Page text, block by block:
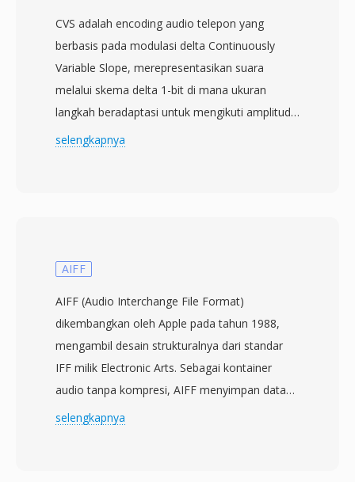
CVS adalah encoding audio telepon yang
berbasis pada modulasi delta Continuously
Variable Slope, merepresentasikan suara
melalui skema delta 1-bit di mana ukuran
langkah beradaptasi untuk mengikuti amplitudo
input. Dikembangkan dalam standar CCITT
menyesuaikan berdasarkan pola bit terkini. Ini
biasanya 16 kbps pada sampling 8 kHz, efisien
untuk suara narrowband melalui channel yang
terbatas. File CVS menyimpan data delta-
encoded bertanda dan umumnya diproses
menggunakan tool seperti SoX. Keunggulan
signifikannya adalah penghematan bandwidth:
selengkapnya
AIFF
AIFF (Audio Interchange File Format)
dikembangkan oleh Apple pada tahun 1988,
mengambil desain strukturalnya dari standar
IFF milik Electronic Arts. Sebagai kontainer
audio tanpa kompresi, AIFF menyimpan data
PCM linear pada kualitas CD penuh — biasanya
selengkapnya